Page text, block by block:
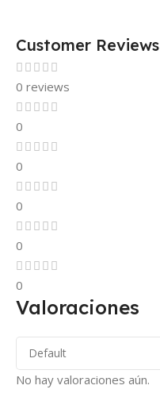
Customer Reviews
0 reviews
0
0
0
0
0
Valoraciones
No hay valoraciones aún.